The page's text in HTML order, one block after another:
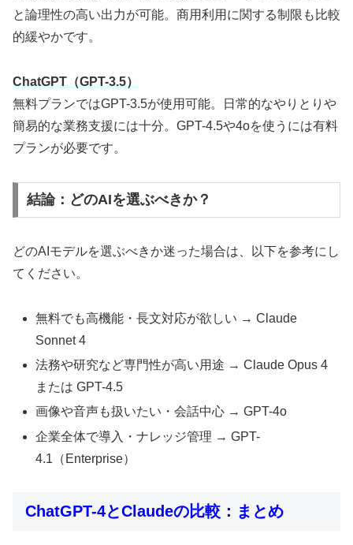
と論理性の高い出力が可能。商用利用に関する制限も比較
的緩やかです。
ChatGPT（GPT-3.5）
無料プランではGPT-3.5が使用可能。日常的なやりとりや
簡易的な業務支援には十分。GPT-4.5や4oを使うには有料
プランが必要です。
結論：どのAIを選ぶべきか？
どのAIモデルを選ぶべきか迷った場合は、以下を参考にし
てください。
無料でも高機能・長文対応が欲しい → Claude
Sonnet 4
法務や研究など専門性が高い用途 → Claude Opus 4
または GPT-4.5
画像や音声も扱いたい・会話中心 → GPT-4o
企業全体で導入・ナレッジ管理 → GPT-
4.1（Enterprise）
ChatGPT-4とClaudeの比較：まとめ